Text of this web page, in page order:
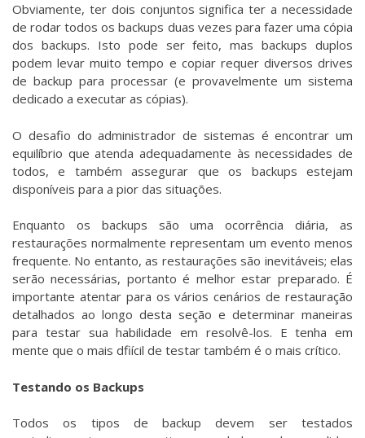
Obviamente, ter dois conjuntos significa ter a necessidade
de rodar todos os backups duas vezes para fazer uma cópia
dos backups. Isto pode ser feito, mas backups duplos
podem levar muito tempo e copiar requer diversos drives
de backup para processar (e provavelmente um sistema
dedicado a executar as cópias).
O desafio do administrador de sistemas é encontrar um
equilíbrio que atenda adequadamente às necessidades de
todos, e também assegurar que os backups estejam
disponíveis para a pior das situações.
Enquanto os backups são uma ocorrência diária, as
restaurações normalmente representam um evento menos
frequente. No entanto, as restaurações são inevitáveis; elas
serão necessárias, portanto é melhor estar preparado. É
importante atentar para os vários cenários de restauração
detalhados ao longo desta seção e determinar maneiras
para testar sua habilidade em resolvê-los. E tenha em
mente que o mais dfiícil de testar também é o mais crítico.
Testando os Backups
Todos os tipos de backup devem ser testados